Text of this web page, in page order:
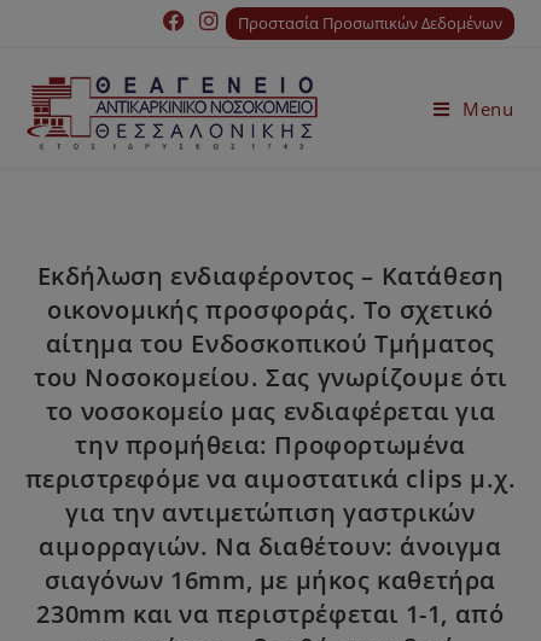
Προστασία Προσωπικών Δεδομένων
Menu
Εκδήλωση ενδιαφέροντος – Κατάθεση
οικονομικής προσφοράς. Το σχετικό
αίτημα του Ενδοσκοπικού Τμήματος
του Νοσοκομείου. Σας γνωρίζουμε ότι
το νοσοκομείο μας ενδιαφέρεται για
την προμήθεια: Προφορτωμένα
περιστρεφόμε να αιμοστατικά clips μ.χ.
για την αντιμετώπιση γαστρικών
αιμορραγιών. Να διαθέτουν: άνοιγμα
σιαγόνων 16mm, με μήκος καθετήρα
230mm και να περιστρέφεται 1-1, από